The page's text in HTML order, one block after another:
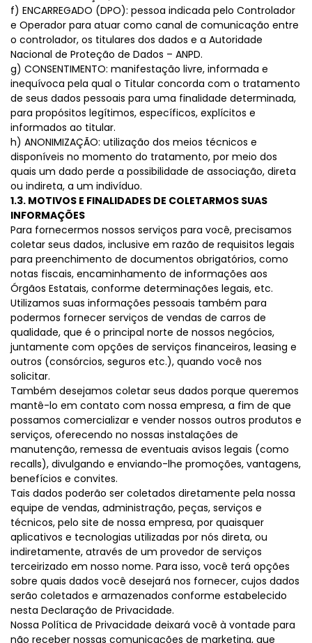
f) ENCARREGADO (DPO): pessoa indicada pelo Controlador
e Operador para atuar como canal de comunicação entre
o controlador, os titulares dos dados e a Autoridade
Nacional de Proteção de Dados – ANPD.
g) CONSENTIMENTO: manifestação livre, informada e
inequívoca pela qual o Titular concorda com o tratamento
de seus dados pessoais para uma finalidade determinada,
para propósitos legítimos, específicos, explícitos e
informados ao titular.
h) ANONIMIZAÇÃO: utilização dos meios técnicos e
disponíveis no momento do tratamento, por meio dos
quais um dado perde a possibilidade de associação, direta
ou indireta, a um indivíduo.
1.3. MOTIVOS E FINALIDADES DE COLETARMOS SUAS
INFORMAÇÕES
Para fornecermos nossos serviços para você, precisamos
coletar seus dados, inclusive em razão de requisitos legais
para preenchimento de documentos obrigatórios, como
notas fiscais, encaminhamento de informações aos
Órgãos Estatais, conforme determinações legais, etc.
Utilizamos suas informações pessoais também para
podermos fornecer serviços de vendas de carros de
qualidade, que é o principal norte de nossos negócios,
juntamente com opções de serviços financeiros, leasing e
outros (consórcios, seguros etc.), quando você nos
solicitar.
Também desejamos coletar seus dados porque queremos
mantê-lo em contato com nossa empresa, a fim de que
possamos comercializar e vender nossos outros produtos e
serviços, oferecendo no nossas instalações de
manutenção, remessa de eventuais avisos legais (como
recalls), divulgando e enviando-lhe promoções, vantagens,
benefícios e convites.
Tais dados poderão ser coletados diretamente pela nossa
equipe de vendas, administração, peças, serviços e
técnicos, pelo site de nossa empresa, por quaisquer
aplicativos e tecnologias utilizadas por nós direta, ou
indiretamente, através de um provedor de serviços
terceirizado em nosso nome. Para isso, você terá opções
sobre quais dados você desejará nos fornecer, cujos dados
serão coletados e armazenados conforme estabelecido
nesta Declaração de Privacidade.
Nossa Política de Privacidade deixará você à vontade para
não receber nossas comunicações de marketing, que